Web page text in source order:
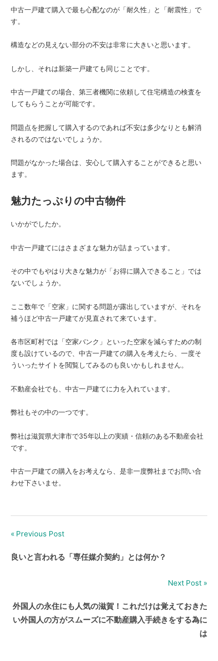
中古一戸建て購入で最も心配なのが「耐久性」と「耐震性」で
す。
構造などの見えない部分の不安は非常に大きいと思います。
しかし、それは新築一戸建ても同じことです。
中古一戸建ての場合、第三者機関に依頼して住宅構造の検査を
してもらうことが可能です。
問題点を把握して購入するのであれば不安は多少なりとも解消
されるのではないでしょうか。
問題がなかった場合は、安心して購入することができると思い
ます。
魅力たっぷりの中古物件
いかがでしたか。
中古一戸建てにはさまざまな魅力が詰まっています。
その中でもやはり大きな魅力が「お得に購入できること」では
ないでしょうか。
ここ数年で「空家」に関する問題が露出していますが、それを
補うほど中古一戸建てが見直されて来ています。
各市区町村では「空家バンク」といった空家を減らすための制
度も設けているので、中古一戸建ての購入を考えたら、一度そ
ういったサイトを閲覧してみるのも良いかもしれません。
不動産会社でも、中古一戸建てに力を入れています。
弊社もその中の一つです。
弊社は滋賀県大津市で35年以上の実績・信頼のある不動産会社
です。
中古一戸建ての購入をお考えなら、是非一度弊社までお問い合
わせ下さいませ。
投
稿
ゲ
Previous Post
良いと言われる「専任媒介契約」とは何か？
Next Post
外国人の永住にも人気の滋賀！これだけは覚えておきた
い外国人の方がスムーズに不動産購入手続きをする為に
は